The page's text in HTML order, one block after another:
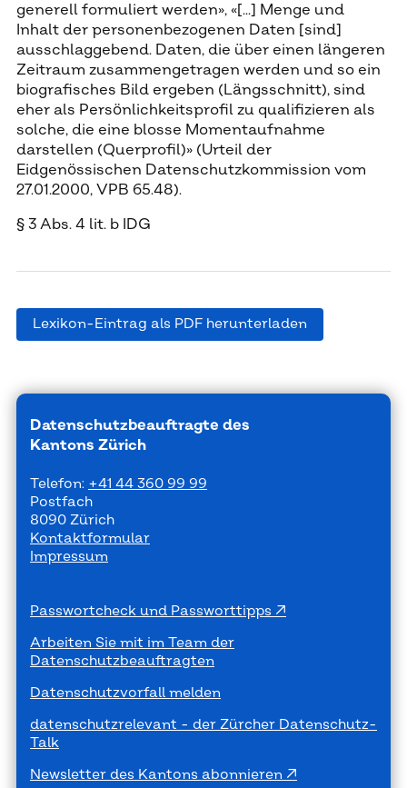
generell formuliert werden», «[...] Menge und
Inhalt der personenbezogenen Daten [sind]
ausschlaggebend. Daten, die über einen längeren
Zeitraum zusammengetragen werden und so ein
biografisches Bild ergeben (Längsschnitt), sind
eher als Persönlichkeitsprofil zu qualifizieren als
solche, die eine blosse Momentaufnahme
darstellen (Querprofil)» (Urteil der
Eidgenössischen Datenschutzkommission vom
27.01.2000, VPB 65.48).
§ 3 Abs. 4 lit. b IDG
Lexikon-Eintrag als PDF herunterladen
Datenschutzbeauftragte des
Kantons Zürich
Telefon: +41 44 360 99 99
Postfach
8090 Zürich
Kontaktformular
Impressum
Passwortcheck und Passworttipps
Arbeiten Sie mit im Team der
Datenschutzbeauftragten
Datenschutzvorfall melden
datenschutzrelevant - der Zürcher Datenschutz-
Talk
Newsletter des Kantons abonnieren